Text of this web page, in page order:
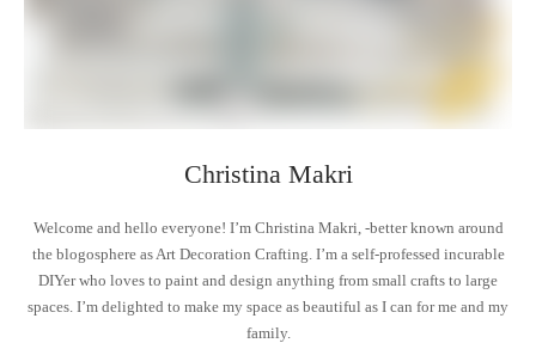
Christina Makri
Welcome and hello everyone! I’m Christina Makri, -better known around
the blogosphere as Art Decoration Crafting. I’m a self-professed incurable
DIYer who loves to paint and design anything from small crafts to large
spaces. I’m delighted to make my space as beautiful as I can for me and my
family.